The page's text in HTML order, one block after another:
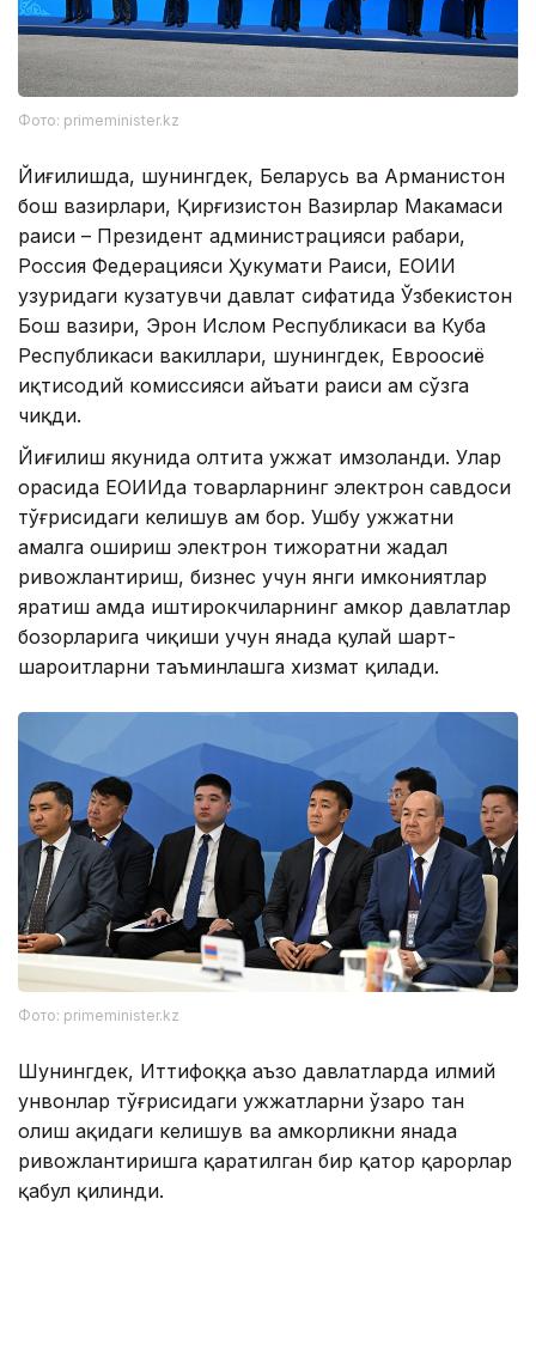
Фото: primeminister.kz
Йиғилишда, шунингдек, Беларусь ва Арманистон
бош вазирлари, Қирғизистон Вазирлар Маҳкамаси
раиси – Президент администрацияси раҳбари,
Россия Федерацияси Ҳукумати Раиси, ЕОИИ
ҳузуридаги кузатувчи давлат сифатида Ўзбекистон
Бош вазири, Эрон Ислом Республикаси ва Куба
Республикаси вакиллари, шунингдек, Евроосиё
иқтисодий комиссияси ҳайъати раиси ҳам сўзга
чиқди.
Йиғилиш якунида олтита ҳужжат имзоланди. Улар
орасида ЕОИИда товарларнинг электрон савдоси
тўғрисидаги келишув ҳам бор. Ушбу ҳужжатни
амалга ошириш электрон тижоратни жадал
ривожлантириш, бизнес учун янги имкониятлар
яратиш ҳамда иштирокчиларнинг ҳамкор давлатлар
бозорларига чиқиши учун янада қулай шарт-
шароитларни таъминлашга хизмат қилади.
Фото: primeminister.kz
Шунингдек, Иттифоққа аъзо давлатларда илмий
унвонлар тўғрисидаги ҳужжатларни ўзаро тан
олиш ҳақидаги келишув ва ҳамкорликни янада
ривожлантиришга қаратилган бир қатор қарорлар
қабул қилинди.